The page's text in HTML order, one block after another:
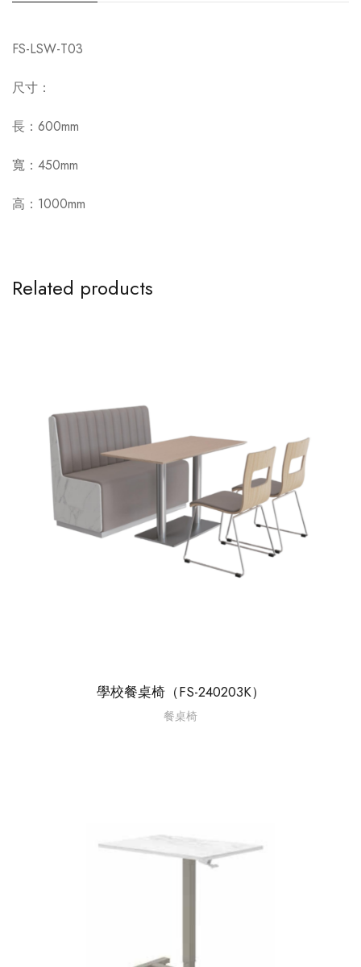
FS-LSW-T03
尺寸：
長：600mm
寬：450mm
高：1000mm
Related products
學校餐桌椅（FS-240203K）
餐桌椅